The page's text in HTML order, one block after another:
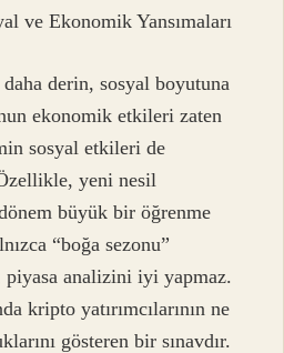
ve Ekonomik Yansımaları
derin, sosyal boyutuna
ekonomik etkileri zaten
sosyal etkileri de
yeni nesil
büyük bir öğrenme
“boğa sezonu”
analizini iyi yapmaz.
kripto yatırımcılarının ne
gösteren bir sınavdır.